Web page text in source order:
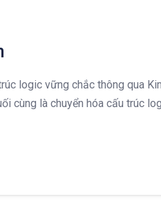
logic vững chắc thông qua
cùng là chuyển hóa cấu trúc